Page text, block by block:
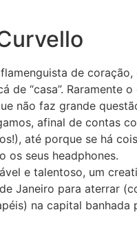
de coração,
de “casa”. Raramente
não faz grande
afinal de contas
até porque se há
os seus headphones.
e talentoso, um
Janeiro para aterrar
na capital banhada